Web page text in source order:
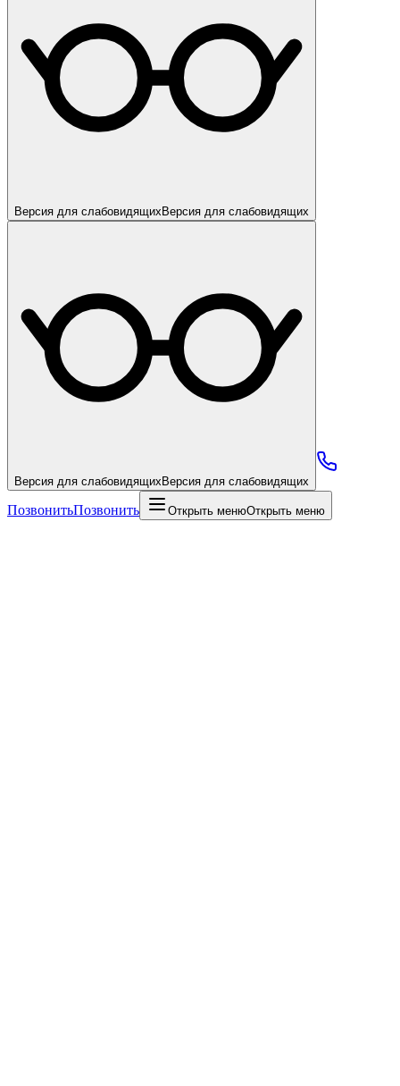
Версия для слабовидящих Версия для слабовидящих
Версия для слабовидящих Версия для слабовидящих
ПозвонитьПозвонить Открыть менюОткрыть меню